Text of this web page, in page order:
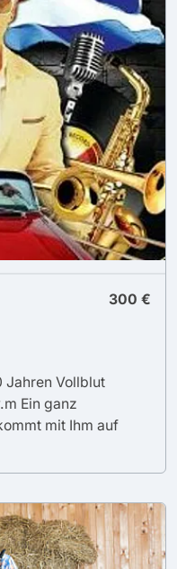
300 €
Jahren Vollblut
Ein ganz
mit Ihm auf